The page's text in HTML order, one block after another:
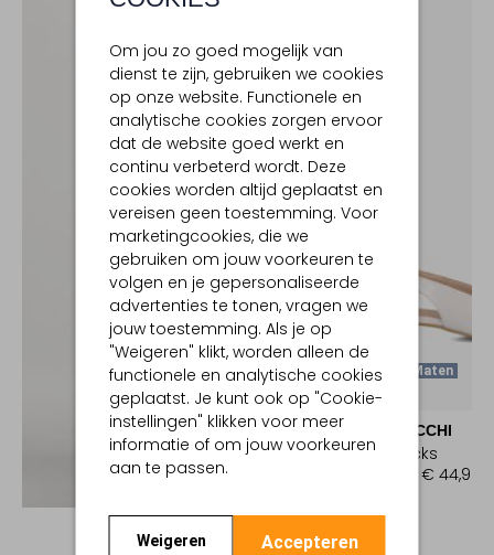
Om jou zo goed mogelijk van
dienst te zijn, gebruiken we cookies
op onze website. Functionele en
analytische cookies zorgen ervoor
dat de website goed werkt en
continu verbeterd wordt. Deze
cookies worden altijd geplaatst en
vereisen geen toestemming. Voor
marketingcookies, die we
gebruiken om jouw voorkeuren te
volgen en je gepersonaliseerde
advertenties te tonen, vragen we
jouw toestemming. Als je op
"Weigeren" klikt, worden alleen de
functionele en analytische cookies
geplaatst. Je kunt ook op "Cookie-
instellingen" klikken voor meer
informatie of om jouw voorkeuren
aan te passen.
Weigeren Accepteren
Ontdek de look
Laatste Maten
-70%
LINA LOCCHI
Slingbacks
€ 44,99